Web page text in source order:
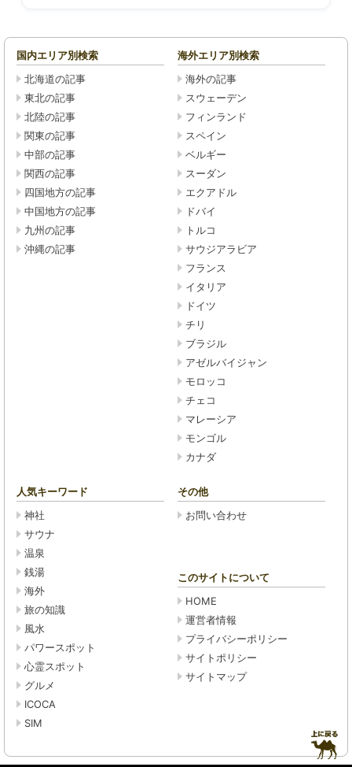
国内エリア別検索
北海道の記事
東北の記事
北陸の記事
関東の記事
中部の記事
関西の記事
四国地方の記事
中国地方の記事
九州の記事
沖縄の記事
海外エリア別検索
海外の記事
スウェーデン
フィンランド
スペイン
ベルギー
スーダン
エクアドル
ドバイ
トルコ
サウジアラビア
フランス
イタリア
ドイツ
チリ
ブラジル
アゼルバイジャン
モロッコ
チェコ
マレーシア
モンゴル
カナダ
人気キーワード
神社
サウナ
温泉
銭湯
海外
旅の知識
風水
パワースポット
心霊スポット
グルメ
ICOCA
SIM
その他
お問い合わせ
このサイトについて
HOME
運営者情報
プライバシーポリシー
サイトポリシー
サイトマップ